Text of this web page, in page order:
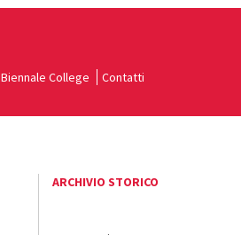
Biennale College Contatti
ARCHIVIO STORICO